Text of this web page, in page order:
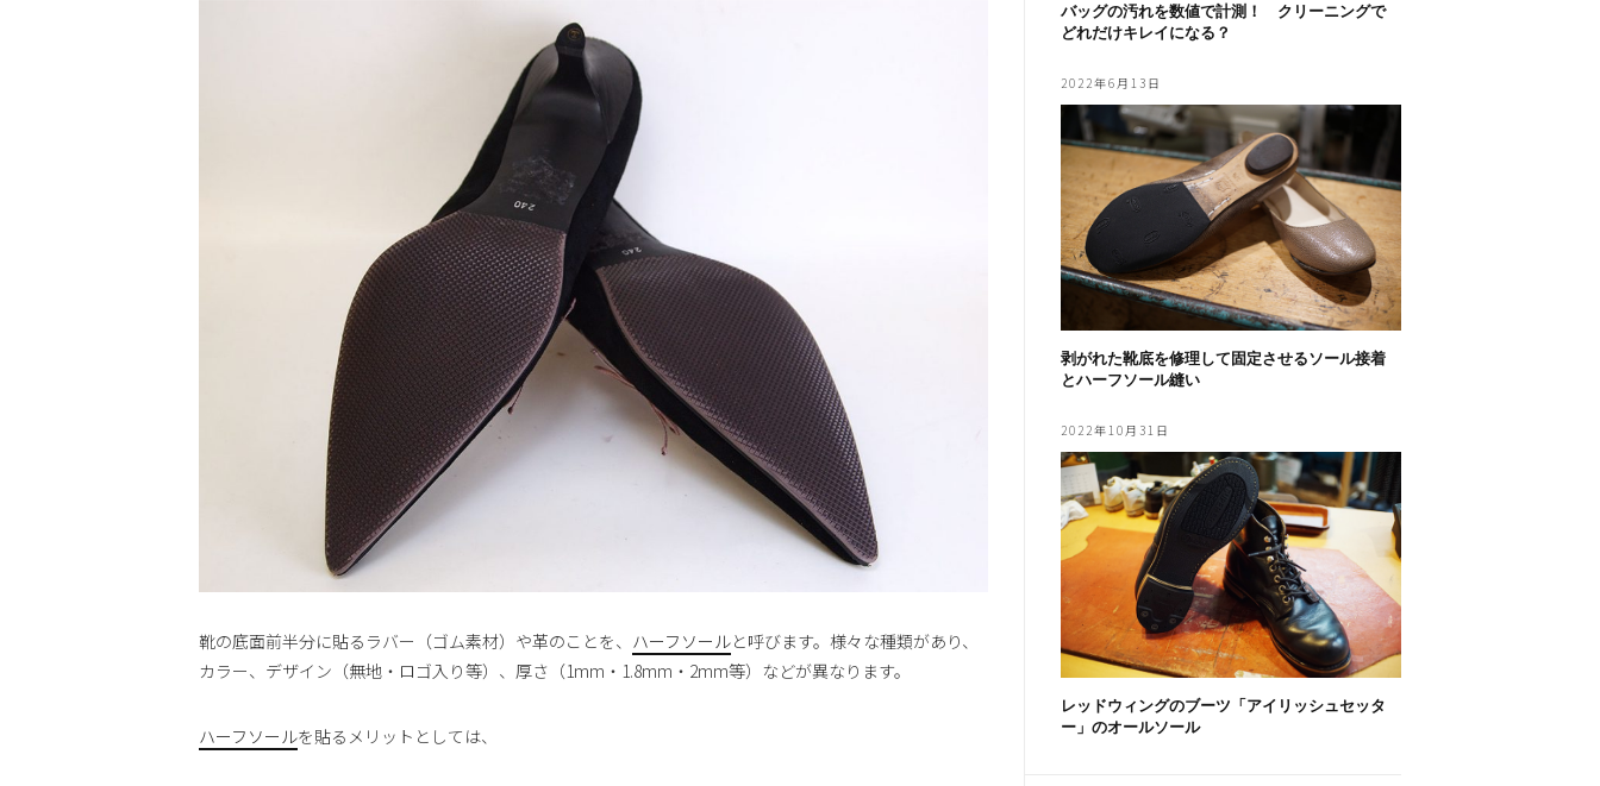
靴の底面前半分に貼るラバー（ゴム素材）や革のことを、 ハーフソールと呼びます。様々な種類があり、
カラー、デザイン（無地・ロゴ入り等）、厚さ（1mm・1.8mm・2mm等）などが異なります。
ハーフソールを貼るメリットとしては、
バッグの汚れを数値で計測！ クリーニングで
どれだけキレイになる？
2022年6月13日
剥がれた靴底を修理して固定させるソール接着
とハーフソール縫い
2022年10月31日
レッドウィングのブーツ「アイリッシュセッタ
ー」のオールソール